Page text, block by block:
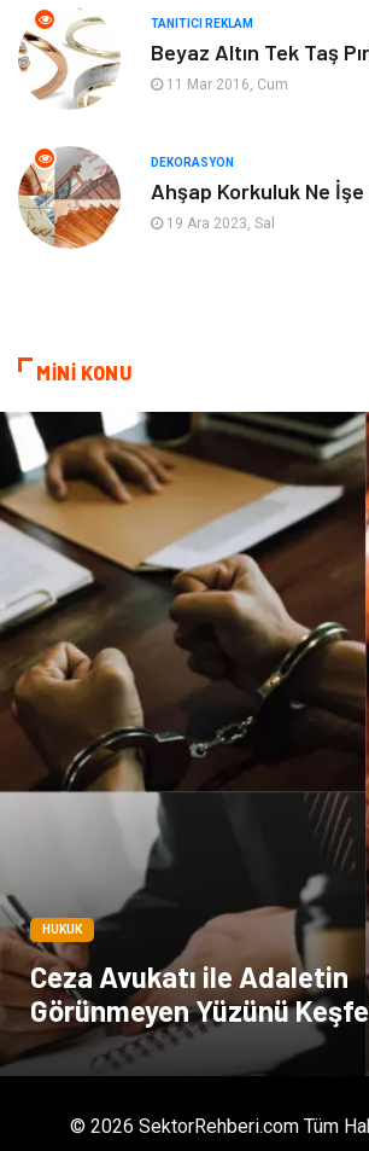
Mobilya
Nakliyat
Maden ve Metal
Plastik
Pazarlama Gençlik
Kiralama Servisleri
Kültür
TANITICI REKLAM
Beyaz Altın Tek Taş
11 Mar 2016, Cum
DEKORASYON
Ahşap Korkuluk Ne
19 Ara 2023, Sal
MİNİ KONU
HUKUK
Ceza Avukatı ile Adaletin
Görünmeyen Yüzünü
© 2026 SektorRehberi.com Tüm